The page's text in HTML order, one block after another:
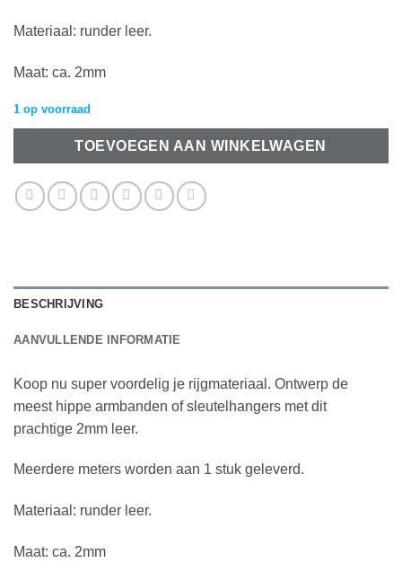
Materiaal: runder leer.
Maat: ca. 2mm
1 op voorraad
TOEVOEGEN AAN WINKELWAGEN
BESCHRIJVING
AANVULLENDE INFORMATIE
Koop nu super voordelig je rijgmateriaal. Ontwerp de
meest hippe armbanden of sleutelhangers met dit
prachtige 2mm leer.
Meerdere meters worden aan 1 stuk geleverd.
Materiaal: runder leer.
Maat: ca. 2mm